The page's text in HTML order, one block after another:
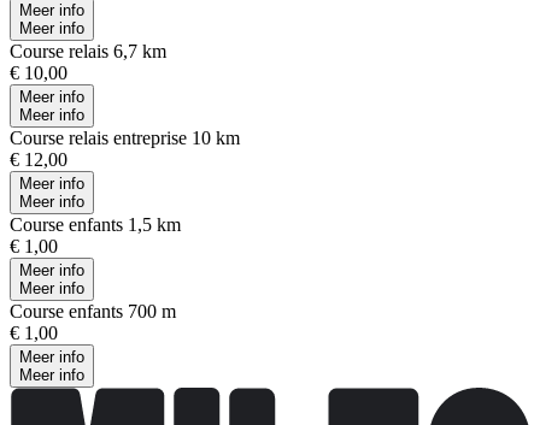
Meer info
Meer info
Course relais 6,7 km
€ 10,00
Meer info
Meer info
Course relais entreprise 10 km
€ 12,00
Meer info
Meer info
Course enfants 1,5 km
€ 1,00
Meer info
Meer info
Course enfants 700 m
€ 1,00
Meer info
Meer info